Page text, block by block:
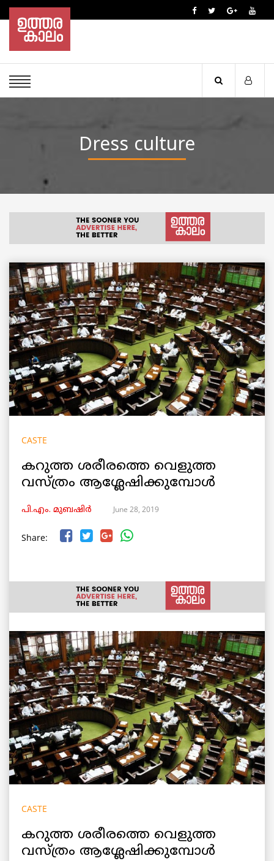
Dress culture
CASTE
കറുത്ത ശരീരത്തെ വെളുത്ത
വസ്ത്രം ആശ്ലേഷിക്കുമ്പോൾ
പി.എം. മുബഷിർ June 28, 2019
Share:
CASTE
കറുത്ത ശരീരത്തെ വെളുത്ത
വസ്ത്രം ആശ്ലേഷിക്കുമ്പോൾ